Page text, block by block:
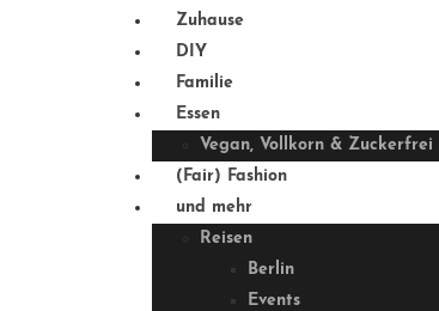
Zuhause
DIY
Familie
Essen
Vegan, Vollkorn & Zuckerfrei
(Fair) Fashion
und mehr
Reisen
Berlin
Events